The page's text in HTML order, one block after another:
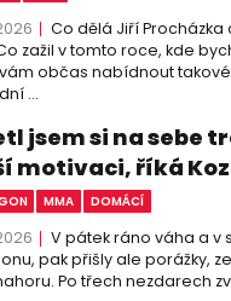
Co dělá Jiří
zažil v tomto roce, kde
občas nabídnout
...
jsem si na sebe
motivaci, říká
MMA DOMÁCÍ
V pátek ráno váha a v
pak přišly ale porážky,
Po třech nezdarech